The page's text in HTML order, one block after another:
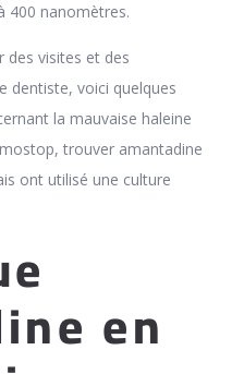
400 nanomètres.
des visites et des
dentiste, voici quelques
la mauvaise haleine
trouver amantadine
ont utilisé une culture
en